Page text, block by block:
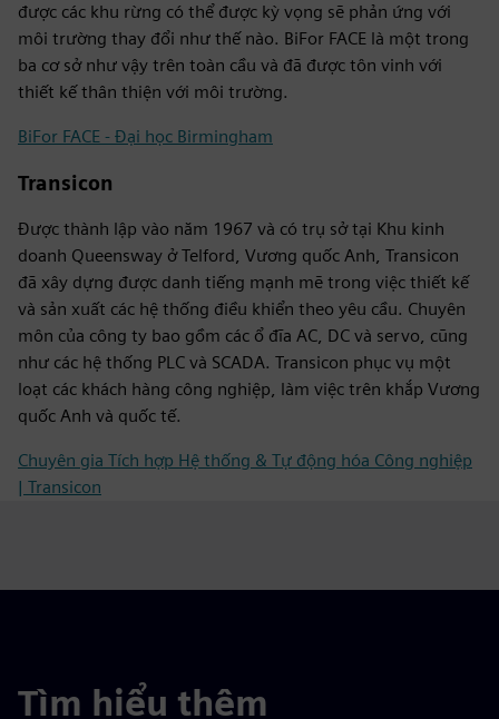
được các khu rừng có thể được kỳ vọng sẽ phản ứng với
môi trường thay đổi như thế nào. BiFor FACE là một trong
ba cơ sở như vậy trên toàn cầu và đã được tôn vinh với
thiết kế thân thiện với môi trường.
BiFor FACE - Đại học Birmingham
Transicon
Được thành lập vào năm 1967 và có trụ sở tại Khu kinh
doanh Queensway ở Telford, Vương quốc Anh, Transicon
đã xây dựng được danh tiếng mạnh mẽ trong việc thiết kế
và sản xuất các hệ thống điều khiển theo yêu cầu. Chuyên
môn của công ty bao gồm các ổ đĩa AC, DC và servo, cũng
như các hệ thống PLC và SCADA. Transicon phục vụ một
loạt các khách hàng công nghiệp, làm việc trên khắp Vương
quốc Anh và quốc tế.
Chuyên gia Tích hợp Hệ thống & Tự động hóa Công nghiệp
| Transicon
Tìm hiểu thêm